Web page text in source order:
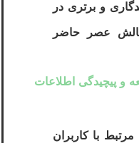
و برتری در
عصر حاضر
و پیچیدگی اطلاعات
با کاربران